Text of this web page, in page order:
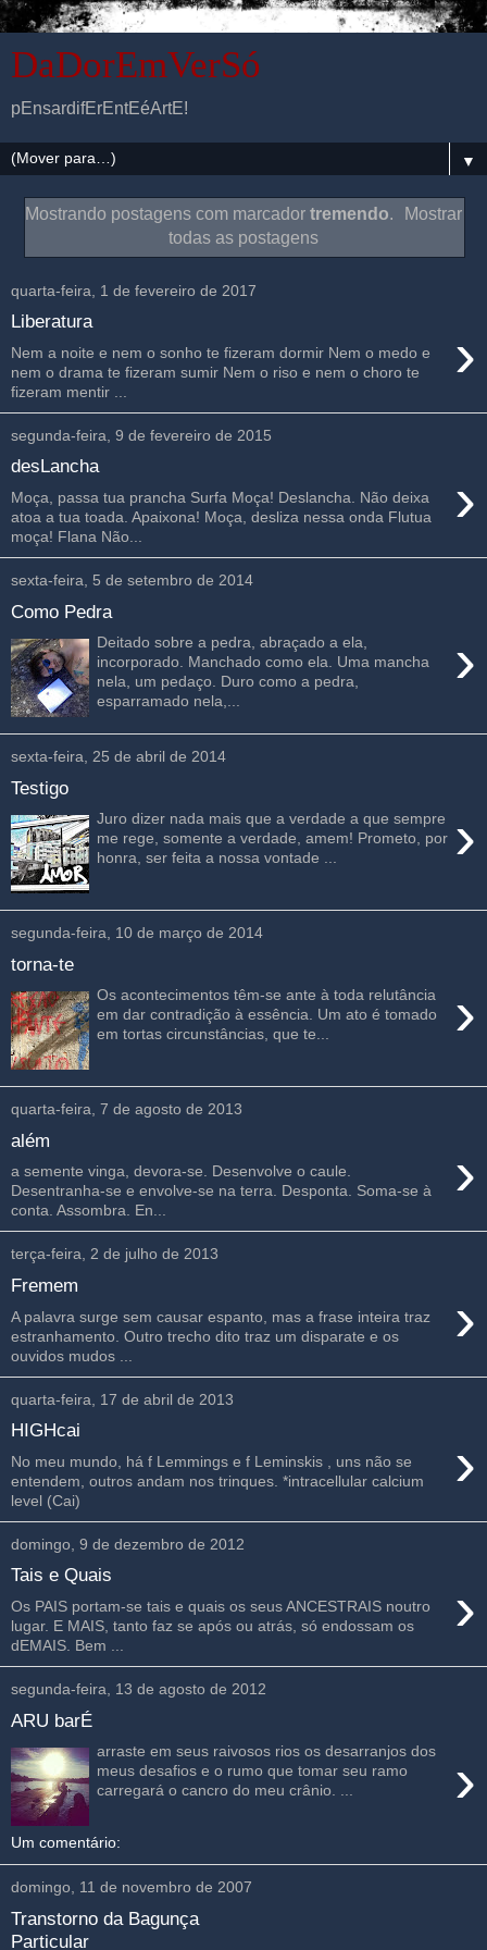
DaDorEmVerSó
pEnsardifErEntEéArtE!
▼
Mostrando postagens com marcador tremendo.
Mostrar
todas as postagens
quarta-feira, 1 de fevereiro de 2017
Liberatura ›
Nem a noite e nem o sonho te fizeram dormir Nem o medo e
nem o drama te fizeram sumir Nem o riso e nem o choro te
fizeram mentir ...
segunda-feira, 9 de fevereiro de 2015
desLancha ›
Moça, passa tua prancha Surfa Moça! Deslancha. Não deixa
atoa a tua toada. Apaixona! Moça, desliza nessa onda Flutua
moça! Flana Não...
sexta-feira, 5 de setembro de 2014
Como Pedra
›
Deitado sobre a pedra, abraçado a ela,
incorporado. Manchado como ela. Uma mancha
nela, um pedaço. Duro como a pedra,
esparramado nela,...
sexta-feira, 25 de abril de 2014
Testigo
›
Juro dizer nada mais que a verdade a que sempre
me rege, somente a verdade, amem! Prometo, por
honra, ser feita a nossa vontade ...
segunda-feira, 10 de março de 2014
torna-te
›
Os acontecimentos têm-se ante à toda relutância
em dar contradição à essência. Um ato é tomado
em tortas circunstâncias, que te...
quarta-feira, 7 de agosto de 2013
além ›
a semente vinga, devora-se. Desenvolve o caule.
Desentranha-se e envolve-se na terra. Desponta. Soma-se à
conta. Assombra. En...
terça-feira, 2 de julho de 2013
Fremem ›
A palavra surge sem causar espanto, mas a frase inteira traz
estranhamento. Outro trecho dito traz um disparate e os
ouvidos mudos ...
quarta-feira, 17 de abril de 2013
HIGHcai ›
No meu mundo, há f Lemmings e f Leminskis , uns não se
entendem, outros andam nos trinques. *intracellular calcium
level (Cai)
domingo, 9 de dezembro de 2012
Tais e Quais ›
Os PAIS portam-se tais e quais os seus ANCESTRAIS noutro
lugar. E MAIS, tanto faz se após ou atrás, só endossam os
dEMAIS. Bem ...
segunda-feira, 13 de agosto de 2012
ARU barÉ
›
arraste em seus raivosos rios os desarranjos dos
meus desafios e o rumo que tomar seu ramo
carregará o cancro do meu crânio. ...
Um comentário:
domingo, 11 de novembro de 2007
Transtorno da Bagunça
Particular